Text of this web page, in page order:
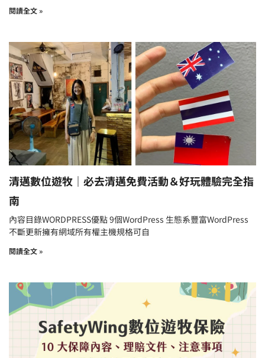
閱讀全文 »
清邁數位遊牧｜必去清邁免費活動＆好玩體驗完全指
南
內容目錄WORDPRESS優點 9個WordPress 生態系豐富WordPress
不斷更新擁有網域所有權主機規格可自
閱讀全文 »